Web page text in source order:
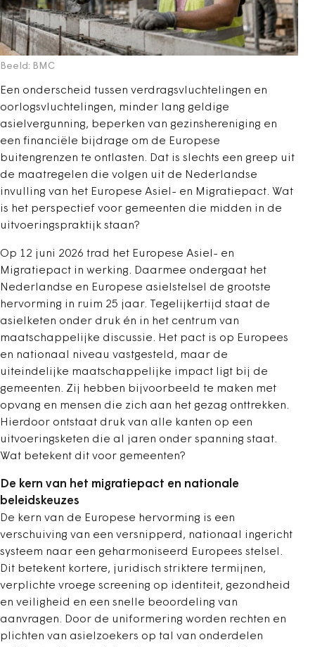
Beeld: BMC
Een onderscheid tussen verdragsvluchtelingen en
oorlogsvluchtelingen, minder lang geldige
asielvergunning, beperken van gezinshereniging en
een financiële bijdrage om de Europese
buitengrenzen te ontlasten. Dat is slechts een greep uit
de maatregelen die volgen uit de Nederlandse
invulling van het Europese Asiel- en Migratiepact. Wat
is het perspectief voor gemeenten die midden in de
uitvoeringspraktijk staan?
Op 12 juni 2026 trad het Europese Asiel- en
Migratiepact in werking. Daarmee ondergaat het
Nederlandse en Europese asielstelsel de grootste
hervorming in ruim 25 jaar. Tegelijkertijd staat de
asielketen onder druk én in het centrum van
maatschappelijke discussie. Het pact is op Europees
en nationaal niveau vastgesteld, maar de
uiteindelijke maatschappelijke impact ligt bij de
gemeenten. Zij hebben bijvoorbeeld te maken met
opvang en mensen die zich aan het gezag onttrekken.
Hierdoor ontstaat druk van alle kanten op een
uitvoeringsketen die al jaren onder spanning staat.
Wat betekent dit voor gemeenten?
De kern van het migratiepact en nationale
beleidskeuzes
De kern van de Europese hervorming is een
verschuiving van een versnipperd, nationaal ingericht
systeem naar een geharmoniseerd Europees stelsel.
Dit betekent kortere, juridisch striktere termijnen,
verplichte vroege screening op identiteit, gezondheid
en veiligheid en een snelle beoordeling van
aanvragen. Door de uniformering worden rechten en
plichten van asielzoekers op tal van onderdelen